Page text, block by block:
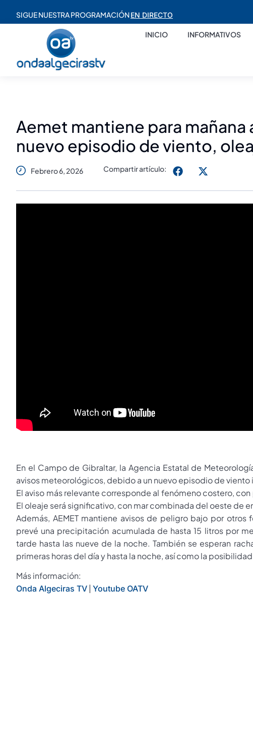
SIGUE NUESTRA PROGRAMACIÓNEN DIRECTO
INICIO INFORMATIVOS
Aemet mantiene para mañana
nuevo episodio de viento,
Febrero 6, 2026 Compartir artículo:
En el Campo de Gibraltar, la Agencia Estatal de
avisos meteorológicos, debido a un nuevo episodio de viento
El aviso más relevante corresponde al fenómeno costero,
El oleaje será significativo, con mar combinada del oeste de
Además, AEMET mantiene avisos de peligro bajo por otros
prevé una precipitación acumulada de hasta 15 litros por
tarde hasta las nueve de la noche. También se esperan
primeras horas del día y hasta la noche, así como la
Más información:
Onda Algeciras TV | Youtube OATV